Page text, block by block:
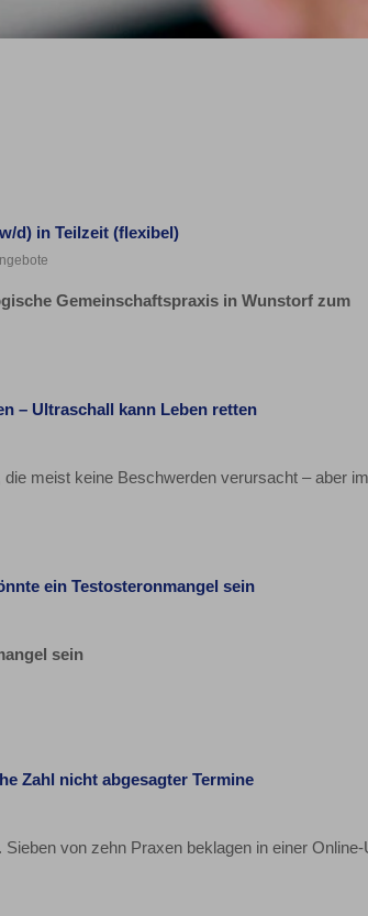
d) in Teilzeit (flexibel)
Gemeinschaftspraxis in Wunstorf zum
– Ultraschall kann Leben retten
meist keine Beschwerden verursacht – aber im
ein Testosteronmangel sein
sein
Zahl nicht abgesagter Termine
von zehn Praxen beklagen in einer